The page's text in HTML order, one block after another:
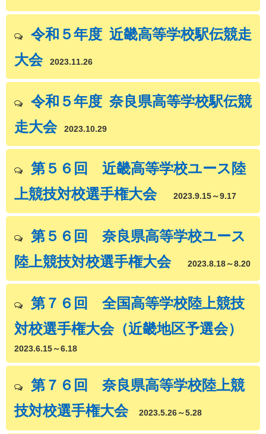
令和５年度 近畿高等学校駅伝競走
大会
2023.11.26
令和５年度 奈良県高等学校駅伝競
走大会
2023.10.29
第５６回 近畿高等学校ユース陸
上競技対校選手権大会
2023.9.15～9.17
第５６回 奈良県高等学校ユース
陸上競技対校選手権大会
2023.8.18～8.20
第７６回 全国高等学校陸上競技
対校選手権大会（近畿地区予選会）
2023.6.15～6.18
第７６回 奈良県高等学校陸上競
技対校選手権大会2023.5.26～5.28